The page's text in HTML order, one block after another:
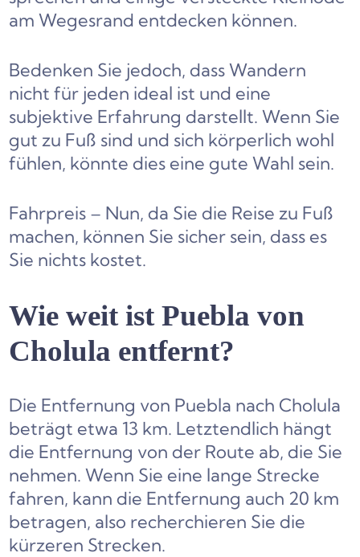
am Wegesrand entdecken können.
Bedenken Sie jedoch, dass Wandern
nicht für jeden ideal ist und eine
subjektive Erfahrung darstellt. Wenn Sie
gut zu Fuß sind und sich körperlich wohl
fühlen, könnte dies eine gute Wahl sein.
Fahrpreis – Nun, da Sie die Reise zu Fuß
machen, können Sie sicher sein, dass es
Sie nichts kostet.
Wie weit ist Puebla von
Cholula entfernt?
Die Entfernung von Puebla nach Cholula
beträgt etwa 13 km. Letztendlich hängt
die Entfernung von der Route ab, die Sie
nehmen. Wenn Sie eine lange Strecke
fahren, kann die Entfernung auch 20 km
betragen, also recherchieren Sie die
kürzeren Strecken.